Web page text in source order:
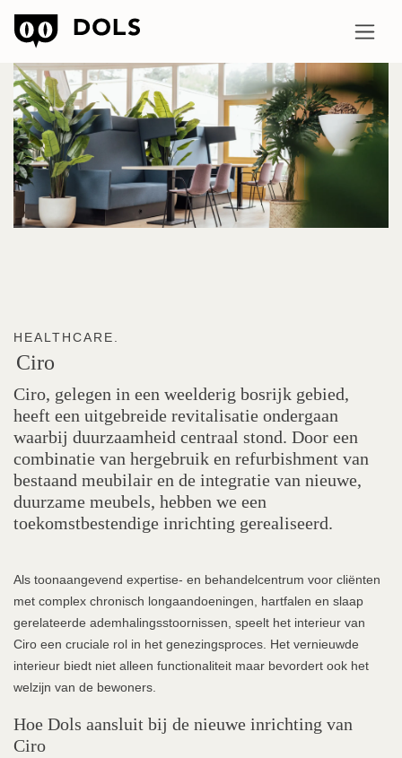
HEALTHCARE.
Ciro
Ciro, gelegen in een weelderig bosrijk gebied,
heeft een uitgebreide revitalisatie ondergaan
waarbij duurzaamheid centraal stond. Door een
combinatie van hergebruik en refurbishment van
bestaand meubilair en de integratie van nieuwe,
duurzame meubels, hebben we een
toekomstbestendige inrichting gerealiseerd.
Als toonaangevend expertise- en behandelcentrum voor cliënten
met complex chronisch longaandoeningen, hartfalen en slaap
gerelateerde ademhalingsstoornissen, speelt het interieur van
Ciro een cruciale rol in het genezingsproces. Het vernieuwde
interieur biedt niet alleen functionaliteit maar bevordert ook het
welzijn van de bewoners.
Hoe Dols aansluit bij de nieuwe inrichting van
Ciro